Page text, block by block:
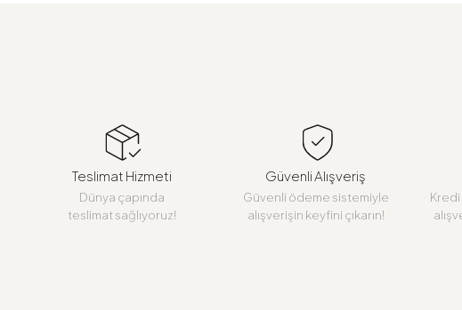
Teslimat Hizmeti
Dünya çapında
teslimat sağlıyoruz!
Güvenli Alışveriş
Güvenli ödeme sistemiyle
alışverişin keyfini çıkarın!
Kredi